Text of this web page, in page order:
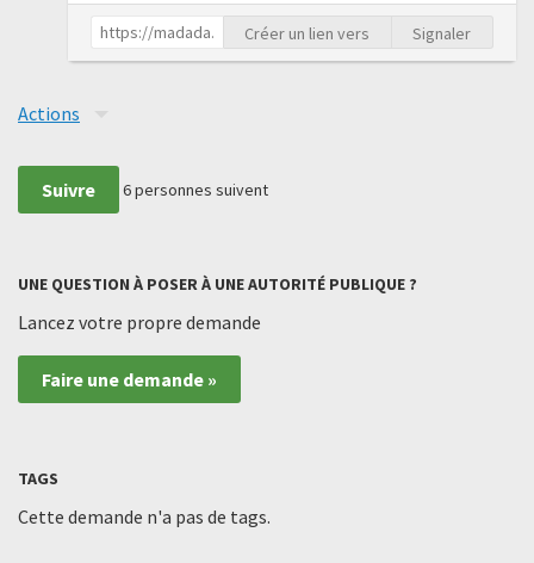
Créer un lien vers Signaler
Actions
Suivre 6personnes suivent
UNE QUESTION À POSER À UNE AUTORITÉ PUBLIQUE ?
Lancez votre propre demande
Faire une demande »
TAGS
Cette demande n'a pas de tags.